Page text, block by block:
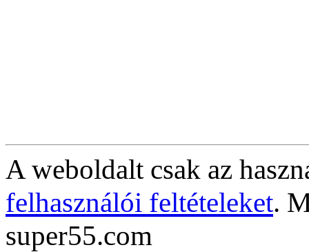
A weboldalt csak az
felhasználói feltételeket.
super55.com